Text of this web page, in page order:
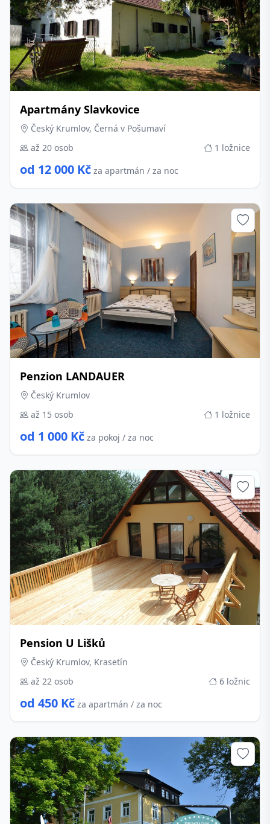
Apartmány Slavkovice
Český Krumlov, Černá v Pošumaví
až 20 osob
1 ložnice
od 12 000 Kč za apartmán / za noc
Penzion LANDAUER
Český Krumlov
až 15 osob
1 ložnice
od 1 000 Kč za pokoj / za noc
Pension U Lišků
Český Krumlov, Krasetín
až 22 osob
6 ložnic
od 450 Kč za apartmán / za noc